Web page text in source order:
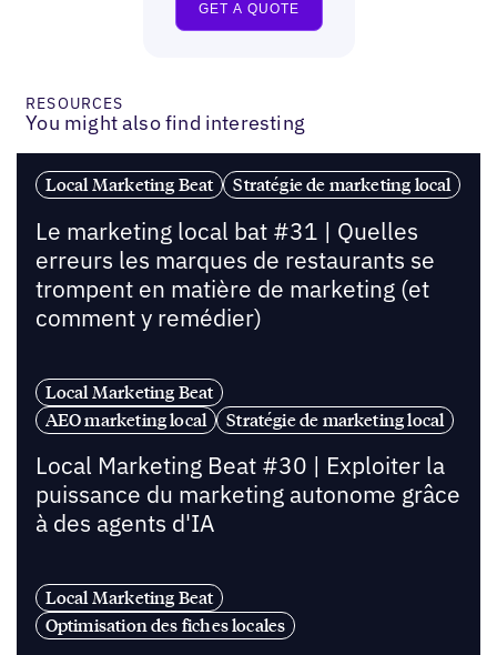
RESOURCES
You might also find interesting
Local Marketing Beat Stratégie de marketing local
Le marketing local bat #31 | Quelles
erreurs les marques de restaurants se
trompent en matière de marketing (et
comment y remédier)
Local Marketing Beat
AEO marketing local
Stratégie de marketing local
Local Marketing Beat #30 | Exploiter la
puissance du marketing autonome grâce
à des agents d'IA
Local Marketing Beat
Optimisation des fiches locales